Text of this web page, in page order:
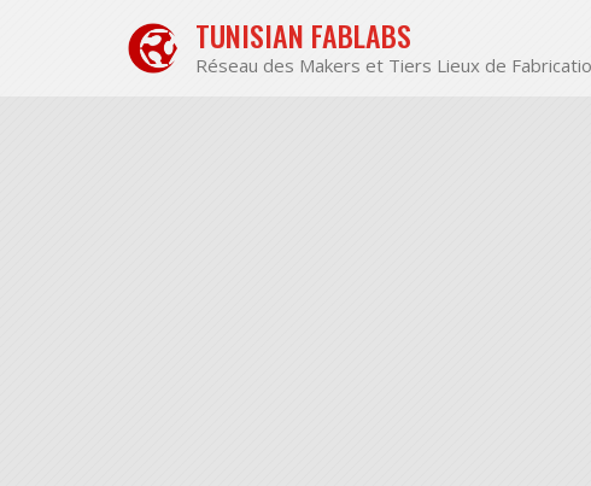
TUNISIAN FABLABS
Réseau des Makers et Tiers Lieux de